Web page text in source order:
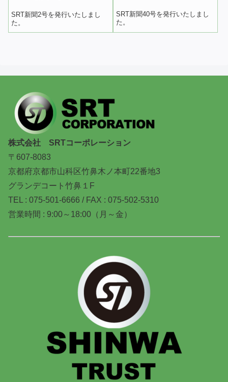
SRT新聞2号を発行いたしまし
た。
SRT新聞40号を発行いたしまし
た。
株式会社 SRTコーポレーション
〒607-8083
京都府京都市山科区竹鼻木ノ本町22番地3
グランデコート竹鼻１F
TEL : 075-501-6666 / FAX : 075-502-5310
営業時間 : 9:00～18:00（月～金）